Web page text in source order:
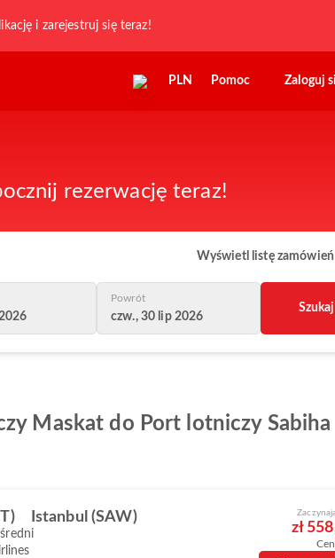
i zarejestruj się teraz!
PLN Pomoc Zaloguj
rezerwację teraz!
Wyświetl listę zamówień
Powrót
czw., 30 lip 2026
Szukaj
Maskat do Port lotniczy Sabiha
Istanbul (SAW)
zł